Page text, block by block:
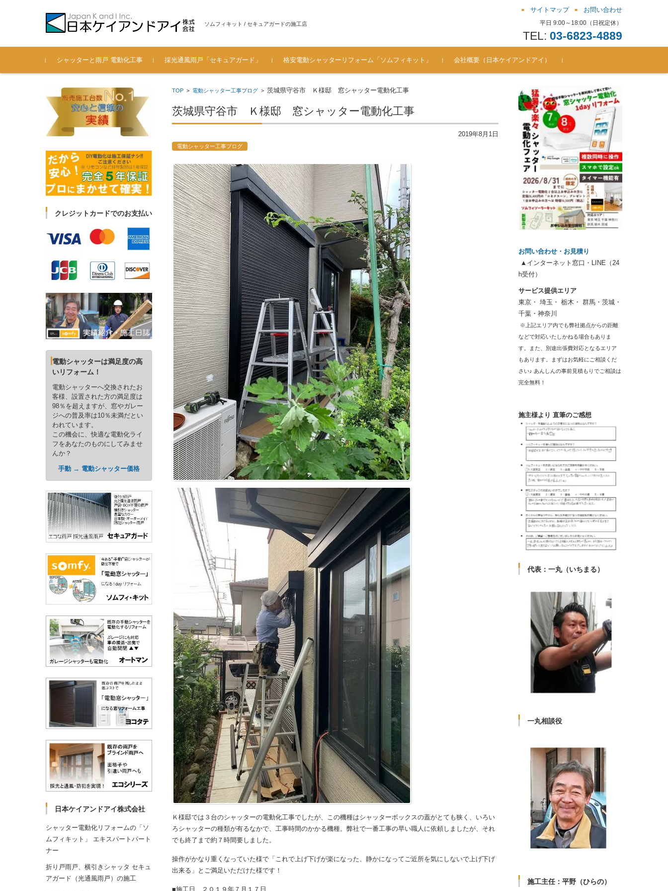
ソムフィキット / セキュアガードの施工店
サイトマップ お問い合わせ
平日 9:00～18:00（日祝定休）
TEL: 03-6823-4889
コンテンツに移動
シャッターと雨戸 電動化工事
戸の工事ブログ
3年～2018年）
採光通風雨戸「セキュアガード」
ード 光通風雨戸）
格安電動シャッターリフォーム「ソムフィキット」
ッターにリフォームするメ
動化工事の注意
の流れ～電源部分の仕上が
ー電動化・ソムフィキット
ーメーカー / ハウスメーカ
フィキット
シャッターの電動リフォー
会社概要（日本ケイアンドアイ）
ター電動化/後付通風雨戸 ほ
ムBlog（201810-201711）
ムBlog（201711-201612）
ムBlog（201612-201510）
ムBlog（201510-201410）
ムBlog（201410-201312）
ムBlog（201312-201305）
TOP > 電動シャッター工事ブログ >茨城県守谷市 Ｋ様邸 窓シャッター電動化工事
茨城県守谷市 Ｋ様邸 窓シャッター電動化工事
2019年8月1日
電動シャッター工事ブログ
Ｋ様邸では３台のシャッターの電動化工事でしたが、この機種はシャッターボックスの蓋がとても狭く、いろい
ろシャッターの種類が有るなかで、工事時間のかかる機種。弊社で一番工事の早い職人に依頼しましたが、それ
でも終了まで約７時間要しました。
操作がかなり重くなっていた様で「これで上げ下げが楽になった、静かになってご近所を気にしないで上げ下げ
出来る」とご満足いただけた様です！
■施工日 ２０１９年７月１７日
クレジットカードでのお支払い
電動シャッターは満足度の高
いリフォーム！
電動シャッターへ交換されたお
客様、設置された方の満足度は
98％を超えますが、窓やガレー
ジへの普及率は10％未満だとい
われています。
この機会に、快適な電動化ライ
フをあなたのものにしてみませ
んか？
手動 → 電動シャッター価格
日本ケイアンドアイ株式会社
シャッター電動化リフォームの「ソ
ムフィキット」 エキスパートパート
ナー
折り戸雨戸、横引きシャッタ セキュ
アガード（光通風雨戸）の施工
お問い合わせ・お見積り
▲インターネット窓口・LINE（24
h受付）
サービス提供エリア
東京・ 埼玉・ 栃木・ 群馬・茨城・
千葉・神奈川
※上記エリア内でも弊社拠点からの距離
などで対応いたしかねる場合もありま
す。また、別途出張費対応となるエリア
もあります。まずはお気軽にご相談くだ
さい♪ あんしんの事前見積もりでご相談は
完全無料！
施主様より 直筆のご感想
代表：一丸（いちまる）
一丸相談役
施工主任：平野（ひらの）